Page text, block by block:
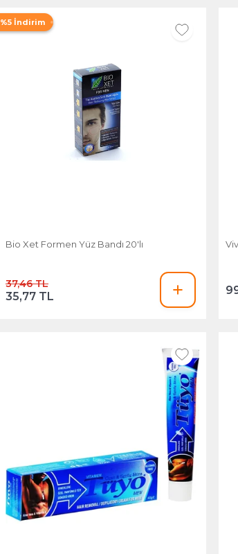
%5 İndirim
Bio Xet Formen Yüz Bandı 20'lı
37,46 TL
35,77 TL